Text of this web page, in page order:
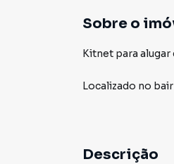
Sobre o
Kitnet para alugar
Localizado no
Descrição